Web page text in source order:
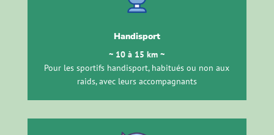
Handisport
~ 10 à 15 km ~
Pour les sportifs handisport, habitués ou non aux
raids, avec leurs accompagnants